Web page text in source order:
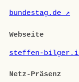
bundestag.de ↗
Webseite
steffen-
Netz-Präsenz